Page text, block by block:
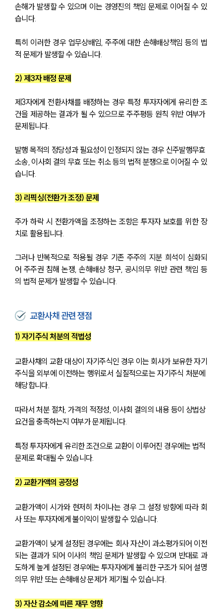
손해가 발생할 수 있으며 이는 경영진의 책임 문제로 이어질 수 있
습니다.
특히 이러한 경우 업무상배임, 주주에 대한 손해배상책임 등의 법
적 문제가 발생할 수 있습니다.
2) 제3자 배정 문제
제3자에게 전환사채를 배정하는 경우 특정 투자자에게 유리한 조
건을 제공하는 결과가 될 수 있으므로 주주평등 원칙 위반 여부가
문제됩니다.
발행 목적의 정당성과 필요성이 인정되지 않는 경우 신주발행무효
소송, 이사회 결의 무효 또는 취소 등의 법적 분쟁으로 이어질 수 있
습니다.
3) 리픽싱(전환가 조정) 문제
주가 하락 시 전환가액을 조정하는 조항은 투자자 보호를 위한 장
치로 활용됩니다.
그러나 반복적으로 적용될 경우 기존 주주의 지분 희석이 심화되
어 주주권 침해 논쟁, 손해배상 청구, 공시의무 위반 관련 책임 등
의 법적 문제가 발생할 수 있습니다.
교환사채 관련 쟁점
1) 자기주식 처분의 적법성
교환사채의 교환 대상이 자기주식인 경우 이는 회사가 보유한 자기
주식을 외부에 이전하는 행위로서 실질적으로는 자기주식 처분에
해당합니다.
따라서 처분 절차, 가격의 적정성, 이사회 결의의 내용 등이 상법상
요건을 충족하는지 여부가 문제됩니다.
특정 투자자에게 유리한 조건으로 교환이 이루어진 경우에는 법적
문제로 확대될 수 있습니다.
2) 교환가액의 공정성
교환가액이 시가와 현저히 차이나는 경우 그 설정 방향에 따라 회
사 또는 투자자에게 불이익이 발생할 수 있습니다.
교환가액이 낮게 설정된 경우에는 회사 자산이 과소평가되어 이전
되는 결과가 되어 이사의 책임 문제가 발생할 수 있으며 반대로 과
도하게 높게 설정된 경우에는 투자자에게 불리한 구조가 되어 설명
의무 위반 또는 손해배상 문제가 제기될 수 있습니다.
3) 자산 감소에 따른 재무 영향